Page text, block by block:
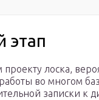
этап
лоска,
во многом
записки к